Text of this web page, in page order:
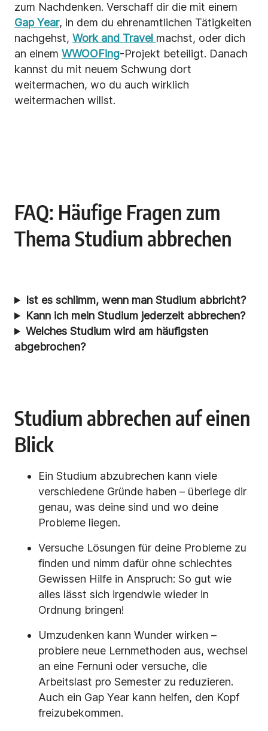
zum Nachdenken. Verschaff dir die mit einem
Gap Year, in dem du ehrenamtlichen Tätigkeiten
nachgehst, Work and Travel machst, oder dich
an einem WWOOFing-Projekt beteiligt. Danach
kannst du mit neuem Schwung dort
weitermachen, wo du auch wirklich
weitermachen willst.
FAQ: Häufige Fragen zum
Thema Studium abbrechen
Ist es schlimm, wenn man Studium abbricht?
Kann ich mein Studium jederzeit abbrechen?
Welches Studium wird am häufigsten
abgebrochen?
Studium abbrechen auf einen
Blick
Ein Studium abzubrechen kann viele
verschiedene Gründe haben – überlege dir
genau, was deine sind und wo deine
Probleme liegen.
Versuche Lösungen für deine Probleme zu
finden und nimm dafür ohne schlechtes
Gewissen Hilfe in Anspruch: So gut wie
alles lässt sich irgendwie wieder in
Ordnung bringen!
Umzudenken kann Wunder wirken –
probiere neue Lernmethoden aus, wechsel
an eine Fernuni oder versuche, die
Arbeitslast pro Semester zu reduzieren.
Auch ein Gap Year kann helfen, den Kopf
freizubekommen.